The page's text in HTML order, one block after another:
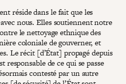
réside dans le fait que les
nous. Elles soutiennent notre
le nettoyage ethnique des
coloniale de gouverner, et
Le récit [d’État] propagé depuis
responsable de ce qui se passe
contesté par un autre